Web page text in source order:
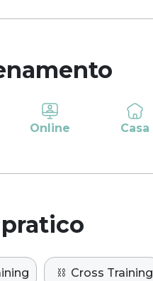
Online Casa
⛓️ Cross Training